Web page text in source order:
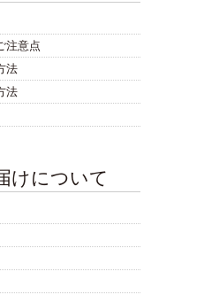
注意点
法
法
けについて